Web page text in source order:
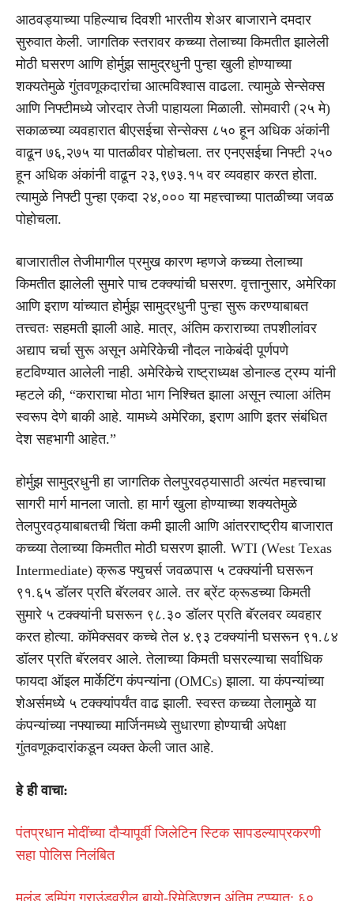
आठवड्याच्या पहिल्याच दिवशी भारतीय शेअर बाजाराने दमदार
सुरुवात केली. जागतिक स्तरावर कच्च्या तेलाच्या किमतीत झालेली
मोठी घसरण आणि होर्मुझ सामुद्रधुनी पुन्हा खुली होण्याच्या
शक्यतेमुळे गुंतवणूकदारांचा आत्मविश्वास वाढला. त्यामुळे सेन्सेक्स
आणि निफ्टीमध्ये जोरदार तेजी पाहायला मिळाली. सोमवारी (२५ मे)
सकाळच्या व्यवहारात बीएसईचा सेन्सेक्स ८५० हून अधिक अंकांनी
वाढून ७६,२७५ या पातळीवर पोहोचला. तर एनएसईचा निफ्टी २५०
हून अधिक अंकांनी वाढून २३,९७३.१५ वर व्यवहार करत होता.
त्यामुळे निफ्टी पुन्हा एकदा २४,००० या महत्त्वाच्या पातळीच्या जवळ
पोहोचला.
बाजारातील तेजीमागील प्रमुख कारण म्हणजे कच्च्या तेलाच्या
किमतीत झालेली सुमारे पाच टक्क्यांची घसरण. वृत्तानुसार, अमेरिका
आणि इराण यांच्यात होर्मुझ सामुद्रधुनी पुन्हा सुरू करण्याबाबत
तत्त्वतः सहमती झाली आहे. मात्र, अंतिम कराराच्या तपशीलांवर
अद्याप चर्चा सुरू असून अमेरिकेची नौदल नाकेबंदी पूर्णपणे
हटविण्यात आलेली नाही. अमेरिकेचे राष्ट्राध्यक्ष डोनाल्ड ट्रम्प यांनी
म्हटले की, “कराराचा मोठा भाग निश्चित झाला असून त्याला अंतिम
स्वरूप देणे बाकी आहे. यामध्ये अमेरिका, इराण आणि इतर संबंधित
देश सहभागी आहेत.”
होर्मुझ सामुद्रधुनी हा जागतिक तेलपुरवठ्यासाठी अत्यंत महत्त्वाचा
सागरी मार्ग मानला जातो. हा मार्ग खुला होण्याच्या शक्यतेमुळे
तेलपुरवठ्याबाबतची चिंता कमी झाली आणि आंतरराष्ट्रीय बाजारात
कच्च्या तेलाच्या किमतीत मोठी घसरण झाली. WTI (West Texas
Intermediate) क्रूड फ्युचर्स जवळपास ५ टक्क्यांनी घसरून
९१.६५ डॉलर प्रति बॅरलवर आले. तर ब्रेंट क्रूडच्या किमती
सुमारे ५ टक्क्यांनी घसरून ९८.३० डॉलर प्रति बॅरलवर व्यवहार
करत होत्या. कॉमेक्सवर कच्चे तेल ४.९३ टक्क्यांनी घसरून ९१.८४
डॉलर प्रति बॅरलवर आले. तेलाच्या किमती घसरल्याचा सर्वाधिक
फायदा ऑइल मार्केटिंग कंपन्यांना (OMCs) झाला. या कंपन्यांच्या
शेअर्समध्ये ५ टक्क्यांपर्यंत वाढ झाली. स्वस्त कच्च्या तेलामुळे या
कंपन्यांच्या नफ्याच्या मार्जिनमध्ये सुधारणा होण्याची अपेक्षा
गुंतवणूकदारांकडून व्यक्त केली जात आहे.
हे ही वाचा:
पंतप्रधान मोदींच्या दौऱ्यापूर्वी जिलेटिन स्टिक सापडल्याप्रकरणी
सहा पोलिस निलंबित
मुलुंड डम्पिंग ग्राउंडवरील बायो-रिमेडिएशन अंतिम टप्प्यात; ६०